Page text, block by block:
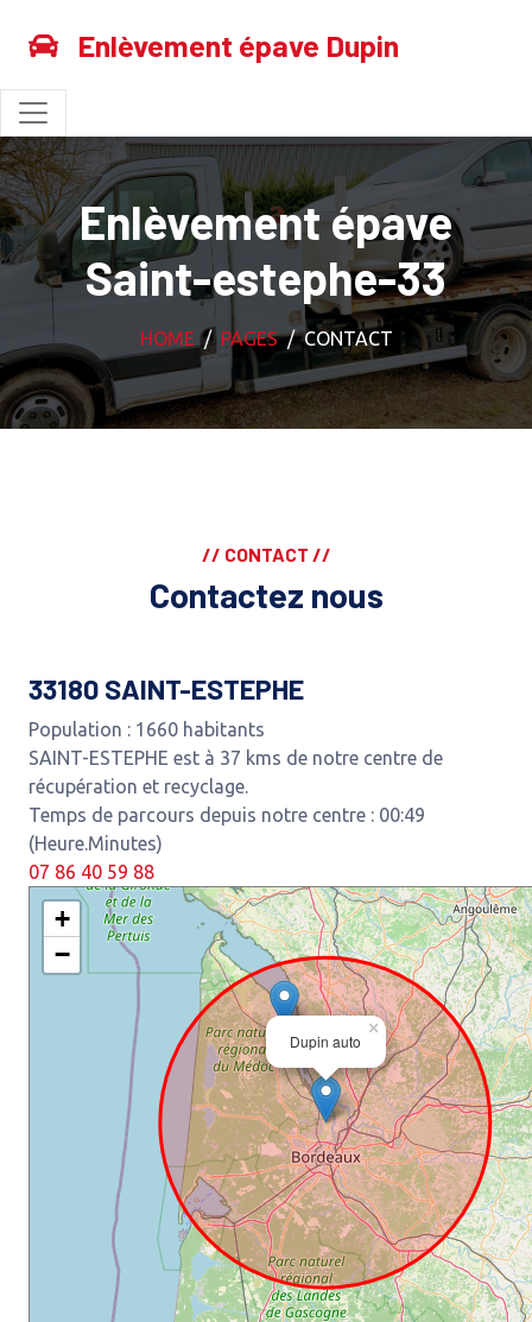
Enlèvement épave Dupin
Enlèvement épave
Saint-estephe-33
HOME PAGES CONTACT
// CONTACT //
Contactez nous
33180 SAINT-ESTEPHE
Population : 1660 habitants
SAINT-ESTEPHE est à 37 kms de notre centre de
récupération et recyclage.
Temps de parcours depuis notre centre : 00:49
(Heure.Minutes)
07 86 40 59 88
Dupin auto
×
+
−